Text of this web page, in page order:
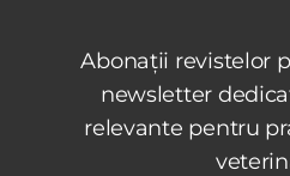
Abonații revistelor
newsletter
relevante pentru